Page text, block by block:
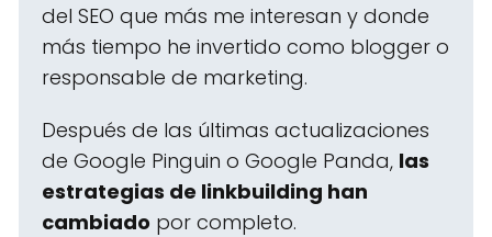
del SEO que más me interesan y donde
más tiempo he invertido como blogger o
responsable de marketing.
Después de las últimas actualizaciones
de Google Pinguin o Google Panda, las
estrategias de linkbuilding han
cambiado por completo.